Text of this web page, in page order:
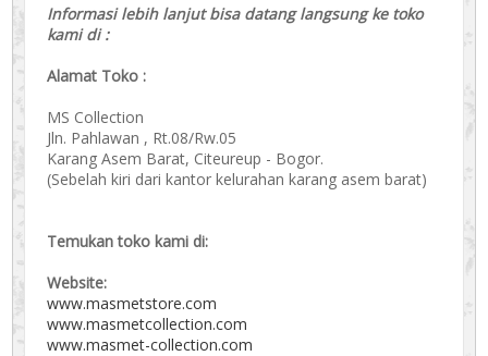
Informasi lebih lanjut bisa datang langsung ke toko
kami di :
Alamat Toko :
MS Collection
Jln. Pahlawan , Rt.08/Rw.05
Karang Asem Barat, Citeureup - Bogor.
(Sebelah kiri dari kantor kelurahan karang asem barat)
Temukan toko kami di:
Website:
www.masmetstore.com
www.masmetcollection.com
www.masmet-collection.com